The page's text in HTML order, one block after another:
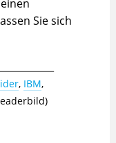
Sie sich
, IBM,